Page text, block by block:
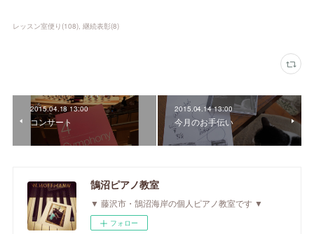
レッスン室便り (108) 継続表彰(8)
2015.04.18 13:00
コンサート
2015.04.14 13:00
今月のお手伝い
鵠沼ピアノ教室
▼ 藤沢市・鵠沼海岸の個人ピアノ教室です ▼
フォロー